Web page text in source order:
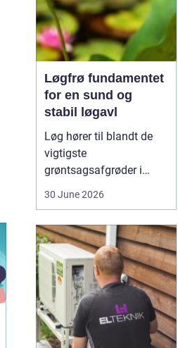
Løgfrø fundamentet
for en sund og
stabil løgavl
Løg hører til blandt de
vigtigste
grøntsagsafgrøder i
ensartet løg ligger et
veludvikletLøgfrø, som
er tilpasset klima,
jordtype og
dyrkningssy...
30 June 2026